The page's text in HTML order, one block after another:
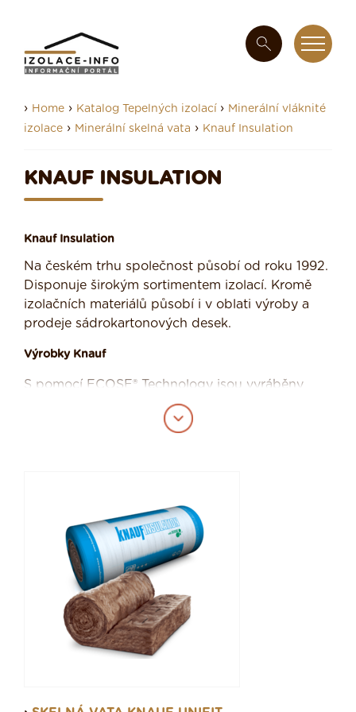
› Home › Katalog Tepelných izolací › Minerální vláknité
izolace › Minerální skelná vata › Knauf Insulation
KNAUF INSULATION
Knauf Insulation
Na českém trhu společnost působí od roku 1992.
Disponuje širokým sortimentem izolací. Kromě
izolačních materiálů působí i v oblati výroby a
prodeje sádrokartonových desek.
Výrobky Knauf
S pomocí ECOSE® Technology jsou vyráběny
produkty Knauf Insulation ze skelné vlny. Jde o
materiál, který má velmi dobré až nadstandardní
minerální vlny jsou snadno stlačitelné. Výhodou
je tedy jejich velké množství v malém balení, což
usnadňuje i jejich převoz. Stlačením výrobky
neztrácí své vlastnosti, snadno obnovují svoji
původní tloušťku.
Kromě izolací ze skelné akamenné
vlny(Nobasil)afoukané minerální izolace
Nobadrapnabízí spolecnost Knauf i izoalce z